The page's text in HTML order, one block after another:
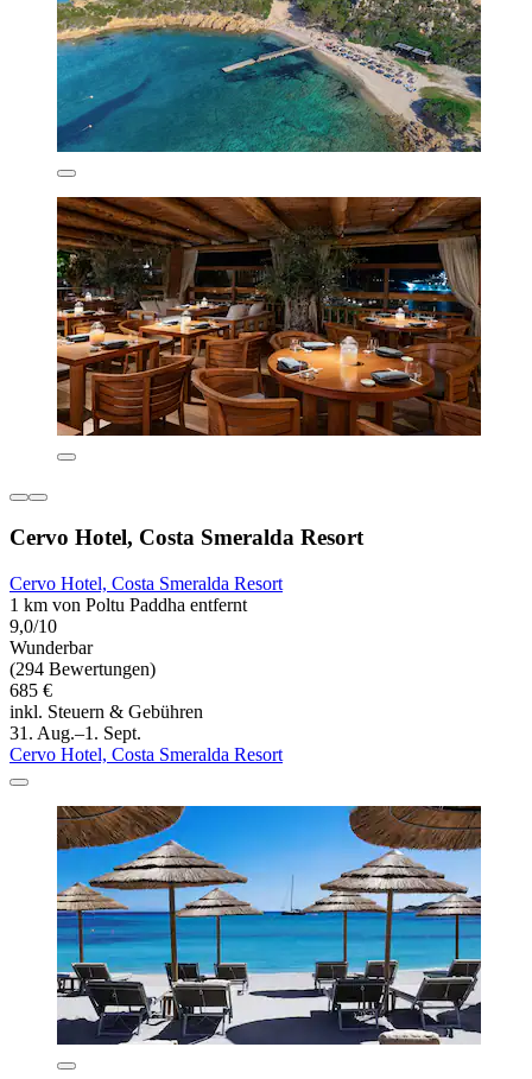
Cervo Hotel, Costa Smeralda Resort
Cervo Hotel, Costa Smeralda Resort
1 km von Poltu Paddha entfernt
9,0/10
Wunderbar
(294 Bewertungen)
685 €
inkl. Steuern & Gebühren
31. Aug.–1. Sept.
Cervo Hotel, Costa Smeralda Resort